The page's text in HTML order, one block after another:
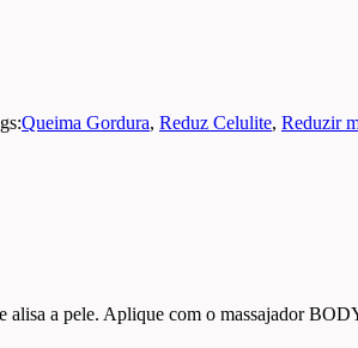
Queima Gordura, Reduz Celulite, Reduzir
a pele. Aplique com o massajador